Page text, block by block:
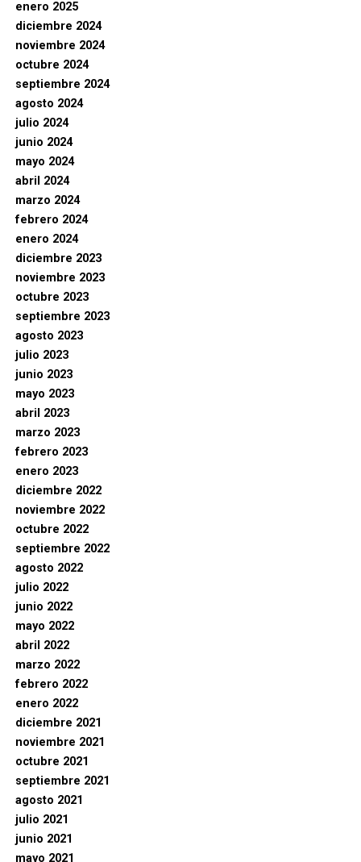
enero 2025
diciembre 2024
noviembre 2024
octubre 2024
septiembre 2024
agosto 2024
julio 2024
junio 2024
mayo 2024
abril 2024
marzo 2024
febrero 2024
enero 2024
diciembre 2023
noviembre 2023
octubre 2023
septiembre 2023
agosto 2023
julio 2023
junio 2023
mayo 2023
abril 2023
marzo 2023
febrero 2023
enero 2023
diciembre 2022
noviembre 2022
octubre 2022
septiembre 2022
agosto 2022
julio 2022
junio 2022
mayo 2022
abril 2022
marzo 2022
febrero 2022
enero 2022
diciembre 2021
noviembre 2021
octubre 2021
septiembre 2021
agosto 2021
julio 2021
junio 2021
mayo 2021